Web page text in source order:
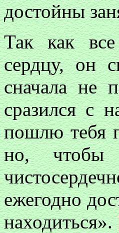
достойны
Так как
сердцу, он
сначала не
сразился с
пошлю тебя
но, чтобы
ежегодно
находиться».